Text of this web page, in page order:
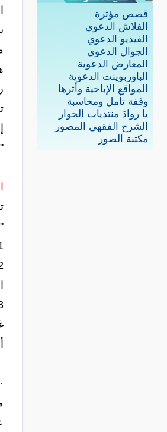
قصص مؤثرة
الفلاش الدعوي
الفيديو الدعوي
الجوال الدعوي
المعارض الدعوية
الباوربوينت الدعوية
المواقع الإباحية وأثرها
وقفة تأمل ومحاسبة
يا روادَ منتديات الحوار
الشرح الفقهي المصور
مكتبة الصور
1- احترام الحياة وإنهاء